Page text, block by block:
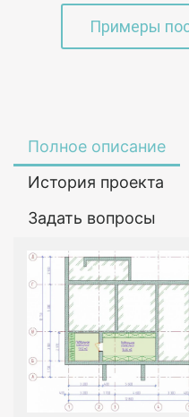
Примеры
Полное описание
История проекта
Задать вопросы